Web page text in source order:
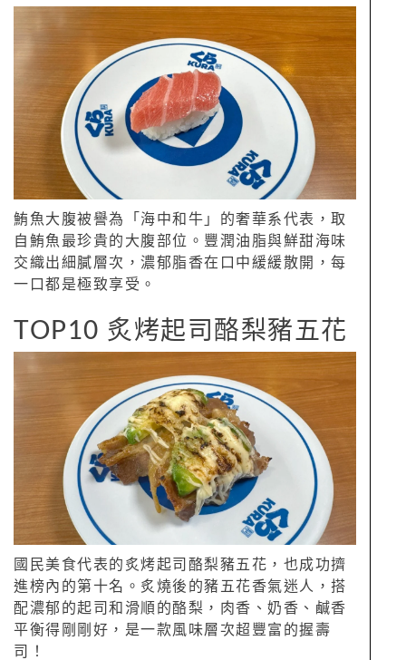
鮪魚大腹被譽為「海中和牛」的奢華系代表，取
自鮪魚最珍貴的大腹部位。豐潤油脂與鮮甜海味
交織出細膩層次，濃郁脂香在口中緩緩散開，每
一口都是極致享受。
TOP10 炙烤起司酪梨豬五花
國民美食代表的炙烤起司酪梨豬五花，也成功擠
進榜內的第十名。炙燒後的豬五花香氣迷人，搭
配濃郁的起司和滑順的酪梨，肉香、奶香、鹹香
平衡得剛剛好，是一款風味層次超豐富的握壽
司！